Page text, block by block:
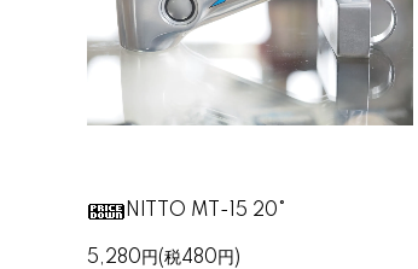
NITTO MT-15 20°
5,280円(税480円)